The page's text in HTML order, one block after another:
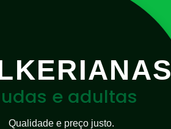
e adultas
Qualidade e preço justo.